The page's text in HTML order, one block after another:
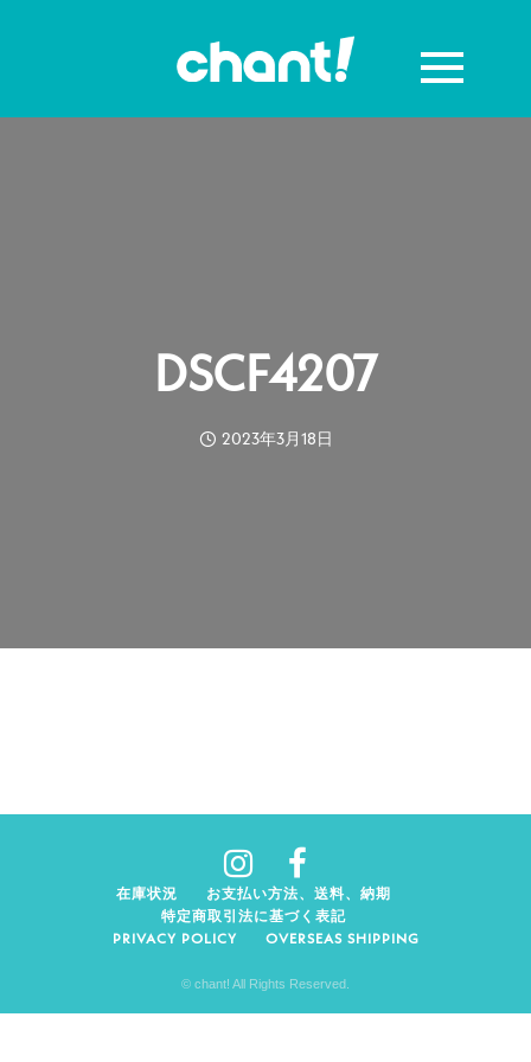
DSCF4207
2023年3月18日
在庫状況
お支払い方法、送料、納期
特定商取引法に基づく表記
PRIVACY POLICY
OVERSEAS SHIPPING
© chant! All Rights Reserved.